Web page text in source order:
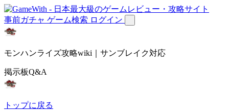
事前ガチャ ゲーム検索 ログイン
モンハンライズ攻略wiki｜サンブレイク対応
掲示板Q&A
トップに戻る